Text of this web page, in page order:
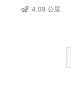
4.09 公里